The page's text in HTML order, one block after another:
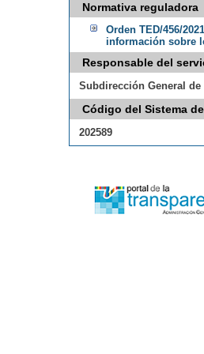
Normativa reguladora
Orden TED/456/
información sobre
Responsable del
Subdirección General de
Código del Sistema
202589